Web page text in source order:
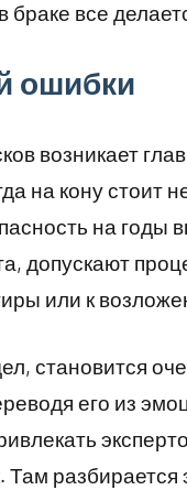
браке все
ошибки
возникает
на кону стоит
на годы
допускают
или к
становится
его из
. Там